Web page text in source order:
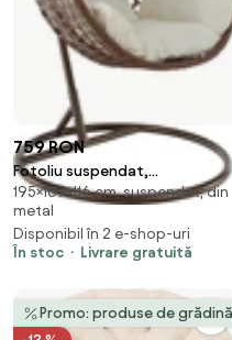
759 RON
Fotoliu suspendat,
cupru/maro/crem, NOREL
195×107×116 cm, suspendat, din
metal
Disponibil în 2 e-shop-uri
În stoc
Livrare gratuită
Promo: produse de grădină